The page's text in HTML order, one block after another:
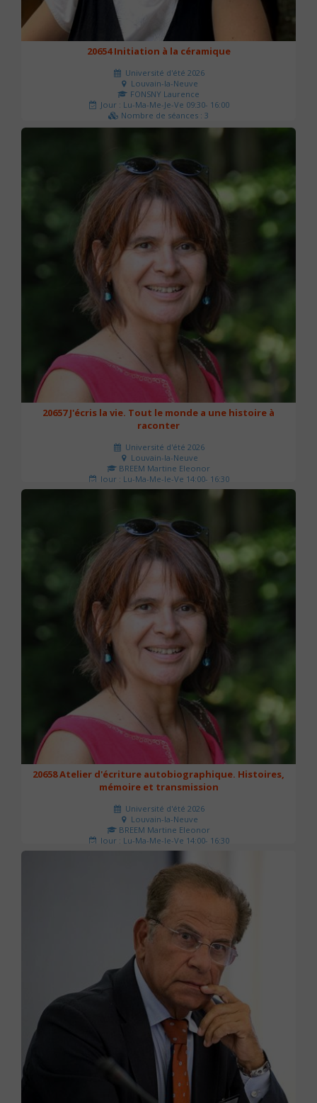
20654 Initiation à la céramique
Université d'été 2026
Louvain-la-Neuve
FONSNY Laurence
Jour : Lu-Ma-Me-Je-Ve 09:30- 16:00
Nombre de séances : 3
190 €
20657 J'écris la vie. Tout le monde a une histoire à
raconter
Université d'été 2026
Louvain-la-Neuve
BREEM Martine Eleonor
Jour : Lu-Ma-Me-Je-Ve 14:00- 16:30
Nombre de séances : 3
20658 Atelier d'écriture autobiographique. Histoires,
mémoire et transmission
Université d'été 2026
Louvain-la-Neuve
BREEM Martine Eleonor
Jour : Lu-Ma-Me-Je-Ve 14:00- 16:30
Nombre de séances : 3